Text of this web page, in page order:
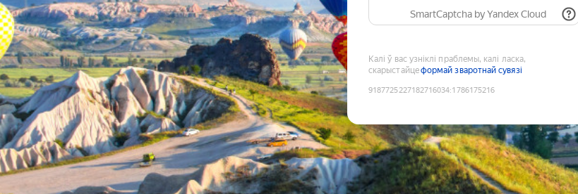
SmartCaptcha by Yandex Cloud
Калі ў вас узніклі праблемы, калі ласка,
скарыстайцеформай зваротнай сувязі
9187725227182716034:1786175216